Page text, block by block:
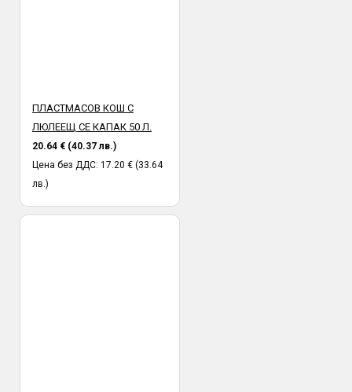
ПЛАСТМАСОВ КОШ С
ЛЮЛЕЕЩ СЕ КАПАК 50 Л.
20.64 € (40.37 лв.)
Цена без ДДС: 17.20 € (33.64
лв.)